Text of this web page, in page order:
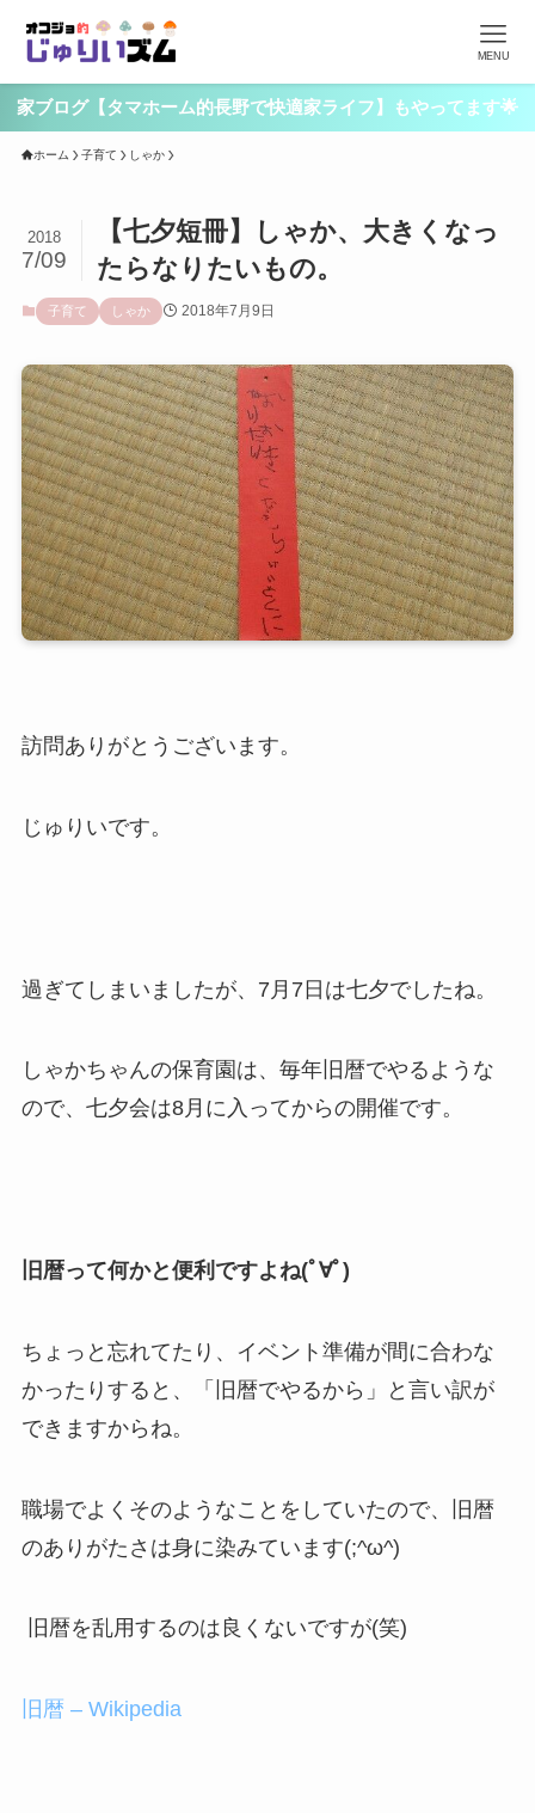
MENU
家ブログ【タマホーム的長野で快適家ライフ】もやってます🌟
ホーム 子育て しゃか
【七夕短冊】しゃか、大きくなっ
たらなりたいもの。
2018
7/09
子育て しゃか 2018年7月9日
訪問ありがとうございます。
じゅりいです。
過ぎてしまいましたが、7月7日は七夕でしたね。
しゃかちゃんの保育園は、毎年旧暦でやるような
ので、七夕会は8月に入ってからの開催です。
旧暦って何かと便利ですよね(ﾟ∀ﾟ)
ちょっと忘れてたり、イベント準備が間に合わな
かったりすると、「旧暦でやるから」と言い訳が
できますからね。
職場でよくそのようなことをしていたので、旧暦
のありがたさは身に染みています(;^ω^)
旧暦を乱用するのは良くないですが(笑)
旧暦 – Wikipedia